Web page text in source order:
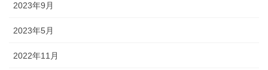
2023年9月
2023年5月
2022年11月